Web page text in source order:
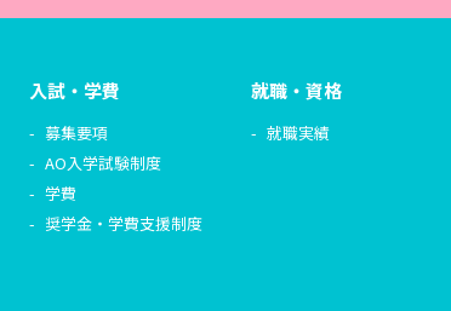
入試・学費
募集要項
AO入学試験制度
学費
奨学金・学費支援制度
就職・資格
就職実績